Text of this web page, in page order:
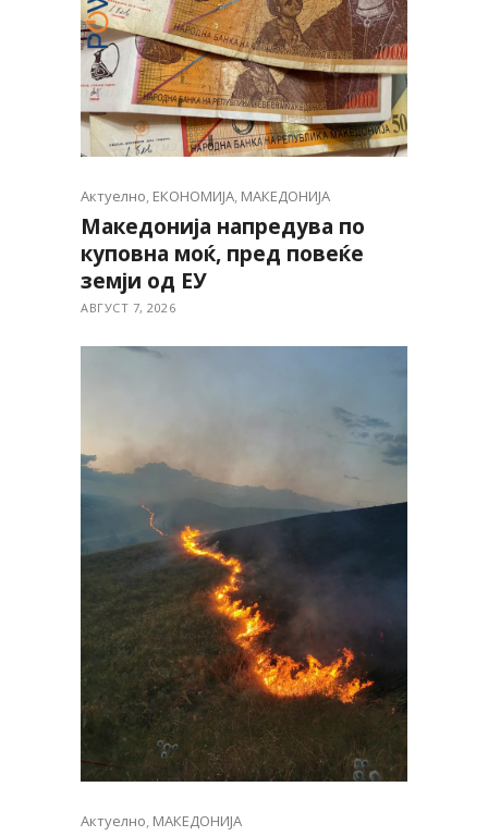
Актуелно, ЕКОНОМИЈА, МАКЕДОНИЈА
Македонија напредува по
куповна моќ, пред повеќе
земји од ЕУ
АВГУСТ 7, 2026
Актуелно, МАКЕДОНИЈА